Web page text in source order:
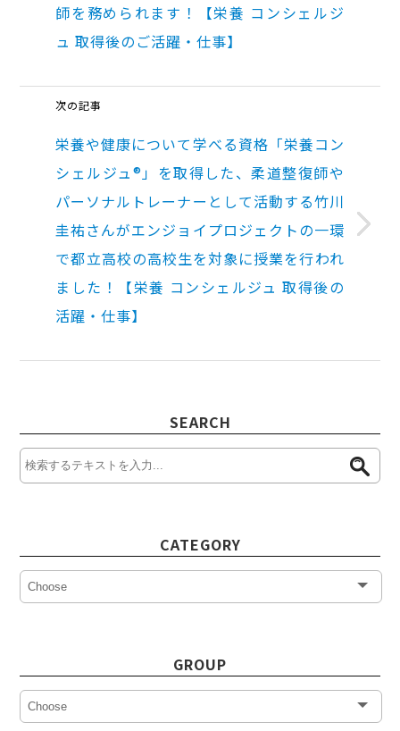
師を務められます！【栄養 コンシェルジ
ュ 取得後のご活躍・仕事】
次の記事
栄養や健康について学べる資格「栄養コン
シェルジュ®」を取得した、柔道整復師や
パーソナルトレーナーとして活動する竹川
圭祐さんがエンジョイプロジェクトの一環
で都立高校の高校生を対象に授業を行われ
ました！【栄養 コンシェルジュ 取得後の
活躍・仕事】
SEARCH
CATEGORY
GROUP